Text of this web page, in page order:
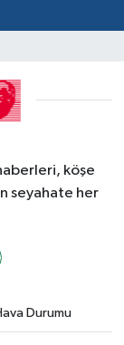
köşe
seyahate her
Durumu